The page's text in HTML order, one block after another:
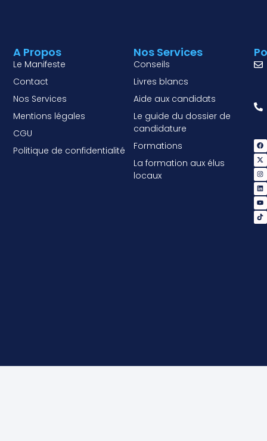
Nos Services
Conseils
Livres blancs
Aide aux candidats
Le guide du dossier de
candidature
Formations
La formation aux élus
locaux
A Propos
Le Manifeste
Contact
Nos Services
Mentions légales
CGU
Politique de confidentialité